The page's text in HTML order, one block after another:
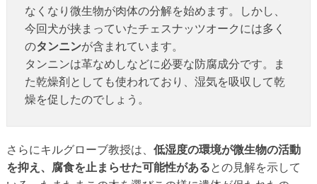
なくなり微生物が肉体の分解を始めます。しかし、
今回犬が挟まっていたチェスナッツオークには多く
のタンニンが含まれています。
タンニンは革なめしなどに必要な防腐成分です。ま
た乾燥剤としても使われており、湿気を吸収して乾
燥を促したのでしょう。
さらにキルグローブ教授は、 低湿度の環境が微生物の活動
を抑え、腐食を止まらせた可能性があるとの見解を示して